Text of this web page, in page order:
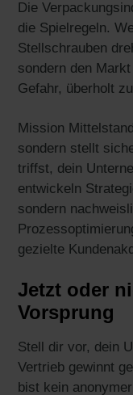
Die
die Spielregeln.
Stellschrauben
sondern den
Gefahr, überholt
Mission
sondern stellt
triffst, dein
entwickeln
sondern
gezielte
Jetzt oder
Vorsprung
Stell dir vor, dein
Vertrieb gewinnt
bist kein